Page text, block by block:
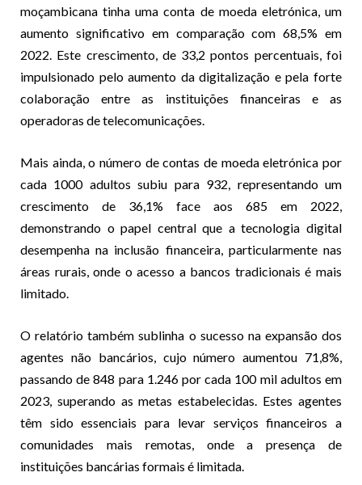
moçambicana tinha uma conta de moeda eletrónica, um
aumento significativo em comparação com 68,5% em
2022. Este crescimento, de 33,2 pontos percentuais, foi
impulsionado pelo aumento da digitalização e pela forte
colaboração entre as instituições financeiras e as
operadoras de telecomunicações.
Mais ainda, o número de contas de moeda eletrónica por
cada 1000 adultos subiu para 932, representando um
crescimento de 36,1% face aos 685 em 2022,
demonstrando o papel central que a tecnologia digital
desempenha na inclusão financeira, particularmente nas
áreas rurais, onde o acesso a bancos tradicionais é mais
limitado.
O relatório também sublinha o sucesso na expansão dos
agentes não bancários, cujo número aumentou 71,8%,
passando de 848 para 1.246 por cada 100 mil adultos em
2023, superando as metas estabelecidas. Estes agentes
têm sido essenciais para levar serviços financeiros a
comunidades mais remotas, onde a presença de
instituições bancárias formais é limitada.